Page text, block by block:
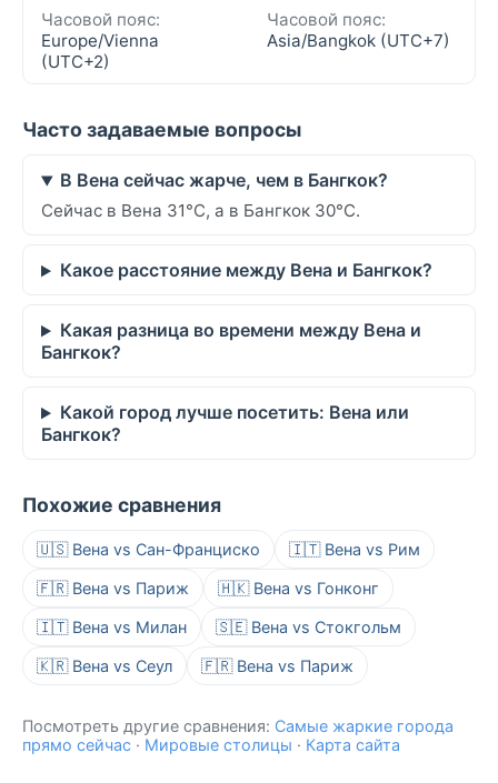
Часовой пояс:
Europe/Vienna
(UTC+2)
Часовой пояс:
Asia/Bangkok (UTC+7)
Часто задаваемые вопросы
В Вена сейчас жарче, чем в Бангкок?
Сейчас в Вена 31°C, а в Бангкок 30°C.
Какое расстояние между Вена и Бангкок?
Какая разница во времени между Вена и
Бангкок?
Какой город лучше посетить: Вена или
Бангкок?
Похожие сравнения
🇺🇸 Вена vs Сан-Франциско 🇮🇹 Вена vs Рим
🇫🇷 Вена vs Париж 🇭🇰 Вена vs Гонконг
🇮🇹 Вена vs Милан 🇸🇪 Вена vs Стокгольм
🇰🇷 Вена vs Сеул 🇫🇷 Вена vs Париж
Посмотреть другие сравнения: Самые жаркие города
прямо сейчас · Мировые столицы · Карта сайта